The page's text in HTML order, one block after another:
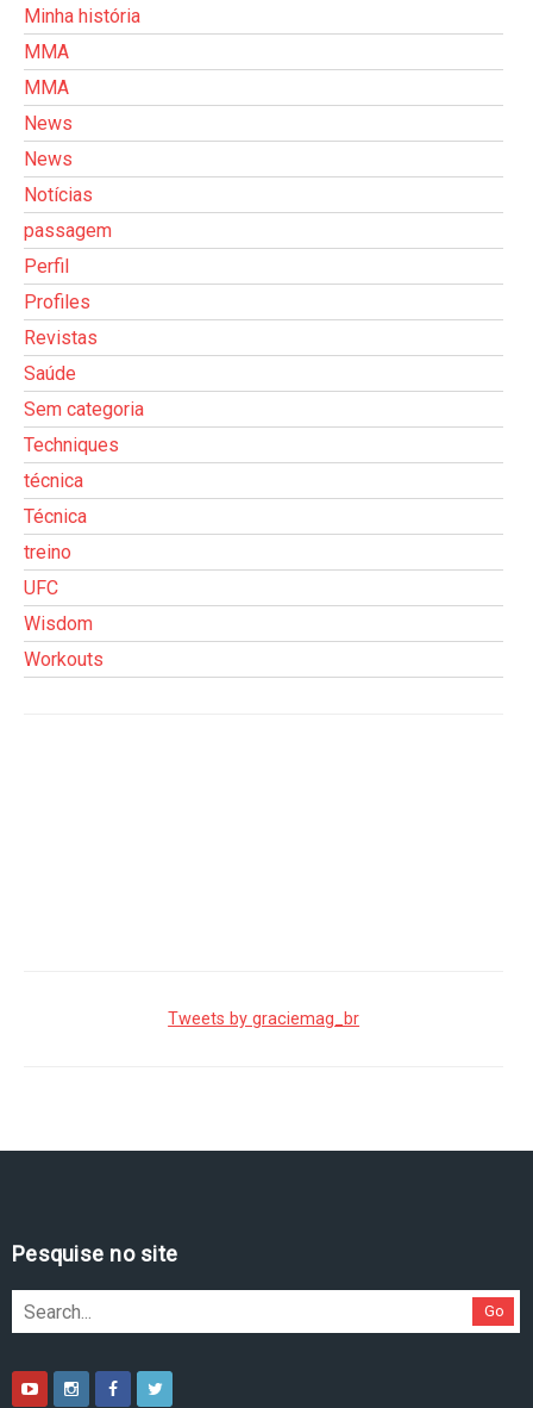
Minha história
MMA
MMA
News
News
Notícias
passagem
Perfil
Profiles
Revistas
Saúde
Sem categoria
Techniques
técnica
Técnica
treino
UFC
Wisdom
Workouts
Tweets by graciemag_br
Pesquise no site
Go